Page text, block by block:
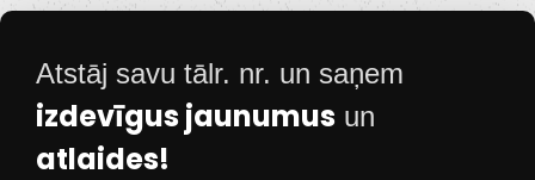
Atstāj savu tālr. nr. un saņem
izdevīgus jaunumus un
atlaides!